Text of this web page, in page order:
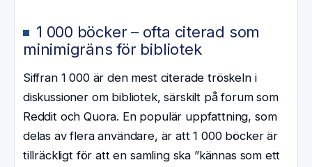
1 000 böcker – ofta citerad som
minimigräns för bibliotek
Siffran 1 000 är den mest citerade tröskeln i
diskussioner om bibliotek, särskilt på forum som
Reddit och Quora. En populär uppfattning, som
delas av flera användare, är att 1 000 böcker är
tillräckligt för att en samling ska ”kännas som ett